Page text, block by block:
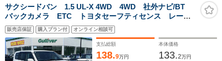
サクシードバン 1.5 UL-X 4WD 4WD 社外ナビ/BT
バックカメラ ETC トヨタセーフティセンス レーン
キープアシスト 社外15インチアルミ MUDSTARホワ
イトレター キーレス 電動格納ミラー スタットレス
セット積込
販売店保証 購入プラン付 オンライン相談可
支払総額
138.9万円
本体価格
133.2万円